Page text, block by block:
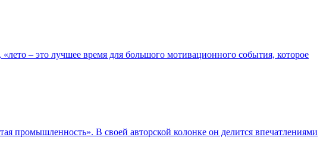
– это лучшее время для большого мотивационного события, которое
В своей авторской колонке он делится впечатлениями